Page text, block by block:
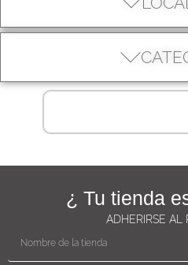
¿ Tu tienda
ADHERIRSE AL